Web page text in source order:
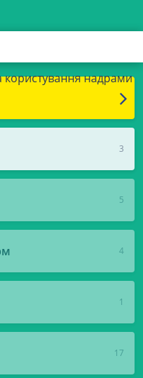
користування надрами
3
5
4
1
17